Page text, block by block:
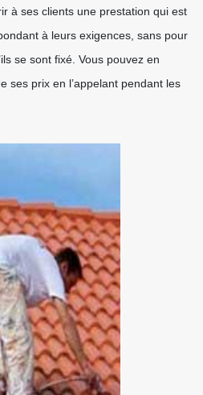
à ses clients une prestation qui est
à leurs exigences, sans pour
se sont fixé. Vous pouvez en
ses prix en l’appelant pendant les